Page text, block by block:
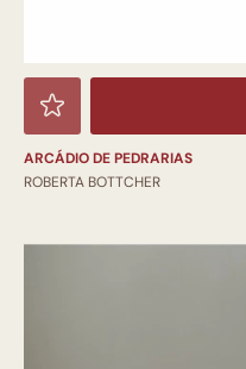
ARCÁDIO DE PEDRARIAS
ROBERTA BOTTCHER